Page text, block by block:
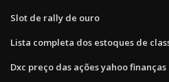
Slot de rally de ouro
Lista completa dos estoques de
Dxc preço das ações yahoo finanças